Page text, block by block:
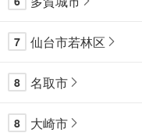
7 仙台市若林区
8 名取市
8 大崎市